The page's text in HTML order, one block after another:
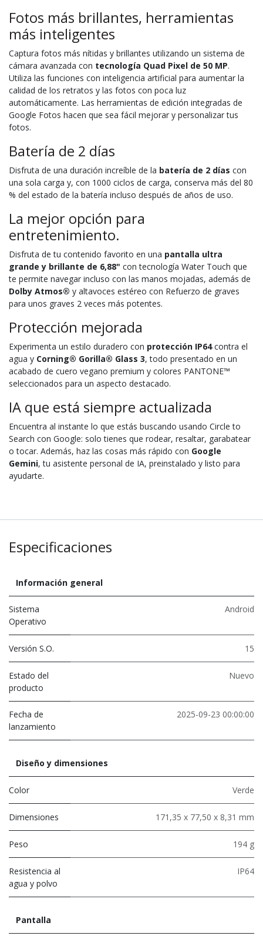
Fotos más brillantes, herramientas
más inteligentes
Captura fotos más nítidas y brillantes utilizando un sistema de
cámara avanzada con tecnología Quad Pixel de 50 MP.
Utiliza las funciones con inteligencia artificial para aumentar la
calidad de los retratos y las fotos con poca luz
automáticamente. Las herramientas de edición integradas de
Google Fotos hacen que sea fácil mejorar y personalizar tus
fotos.
Batería de 2 días
Disfruta de una duración increíble de la batería de 2 días con
una sola carga y, con 1000 ciclos de carga, conserva más del 80
% del estado de la batería incluso después de años de uso.
La mejor opción para
entretenimiento.
Disfruta de tu contenido favorito en una pantalla ultra
grande y brillante de 6,88" con tecnología Water Touch que
te permite navegar incluso con las manos mojadas, además de
Dolby Atmos® y altavoces estéreo con Refuerzo de graves
para unos graves 2 veces más potentes.
Protección mejorada
Experimenta un estilo duradero con protección IP64contra el
agua y Corning® Gorilla® Glass 3, todo presentado en un
acabado de cuero vegano premium y colores PANTONE™
seleccionados para un aspecto destacado.
IA que está siempre actualizada
Encuentra al instante lo que estás buscando usando Circle to
Search con Google: solo tienes que rodear, resaltar, garabatear
o tocar. Además, haz las cosas más rápido con Google
Gemini, tu asistente personal de IA, preinstalado y listo para
ayudarte.
Especificaciones
Información general
Sistema
Operativo
Android
Versión S.O. 15
Estado del
producto
Nuevo
Fecha de
lanzamiento
2025-09-23 00:00:00
Diseño y dimensiones
Color Verde
Dimensiones 171,35 x 77,50 x 8,31 mm
Peso 194 g
Resistencia al
agua y polvo
IP64
Pantalla